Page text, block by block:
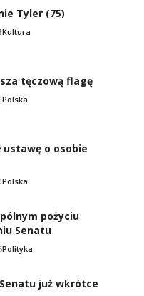
Tyler (75)
Kultura
tęczową flagę
Polska
ustawę o osobie
Polska
pożyciu
Senatu
Polityka
już wkrótce